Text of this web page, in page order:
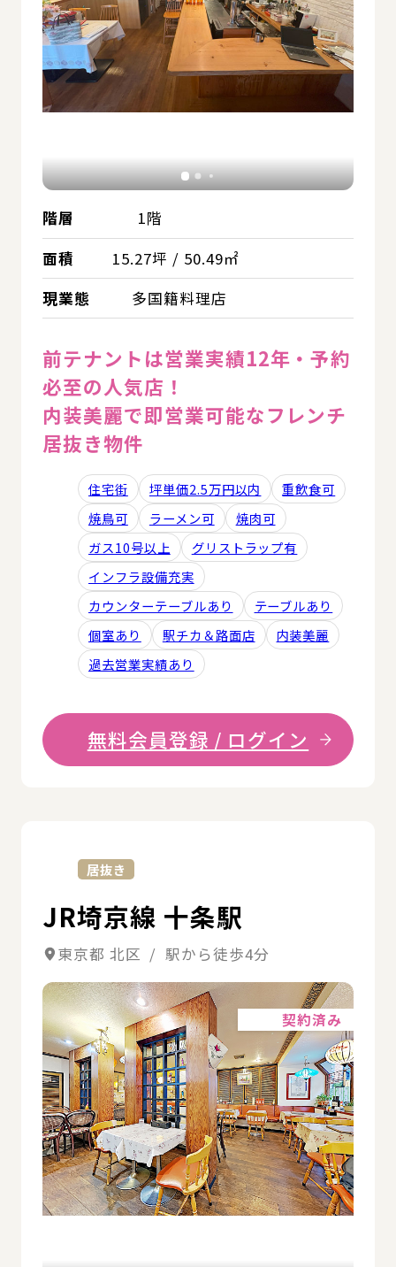
階層
1階
面積
15.27坪 / 50.49㎡
現業態
多国籍料理店
前テナントは営業実績12年・予約
必至の人気店！
内装美麗で即営業可能なフレンチ
居抜き物件
住宅街 坪単価2.5万円以内
重飲食可
焼鳥可
ラーメン可
焼肉可
ガス10号以上
グリストラップ有
インフラ設備充実
カウンターテーブルあり
テーブルあり
個室あり
駅チカ＆路面店
内装美麗
過去営業実績あり
無料会員登録 / ログイン
居抜き
JR埼京線 十条駅
東京都 北区 / 駅から徒歩4分
契約済み